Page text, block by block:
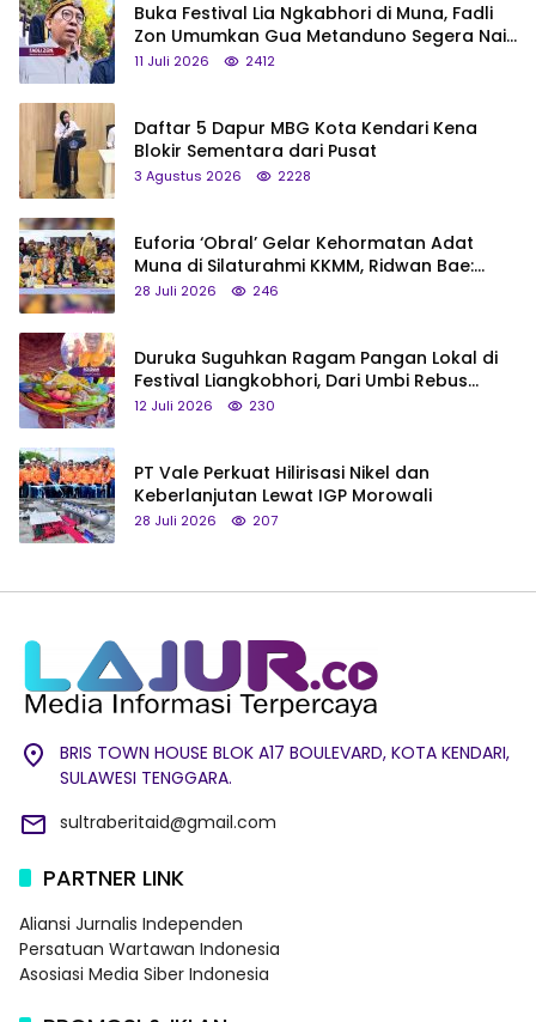
Buka Festival Lia Ngkabhori di Muna, Fadli
Zon Umumkan Gua Metanduno Segera Naik
Status Jadi Cagar Budaya Nasional
11 Juli 2026 2412
Daftar 5 Dapur MBG Kota Kendari Kena
Blokir Sementara dari Pusat
3 Agustus 2026 2228
Euforia ‘Obral’ Gelar Kehormatan Adat
Muna di Silaturahmi KKMM, Ridwan Bae:
Saya Bukan Tipe Begitu, Belum Pantas!
28 Juli 2026 246
Duruka Suguhkan Ragam Pangan Lokal di
Festival Liangkobhori, Dari Umbi Rebus
hingga Tumpeng Beras Muna
12 Juli 2026 230
PT Vale Perkuat Hilirisasi Nikel dan
Keberlanjutan Lewat IGP Morowali
28 Juli 2026 207
BRIS TOWN HOUSE BLOK A17 BOULEVARD, KOTA KENDARI,
SULAWESI TENGGARA.
sultraberitaid@gmail.com
PARTNER LINK
Aliansi Jurnalis Independen
Persatuan Wartawan Indonesia
Asosiasi Media Siber Indonesia